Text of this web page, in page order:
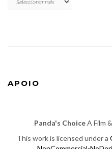
APOIO
Panda's ChoiceA Film
This work is licensed under a